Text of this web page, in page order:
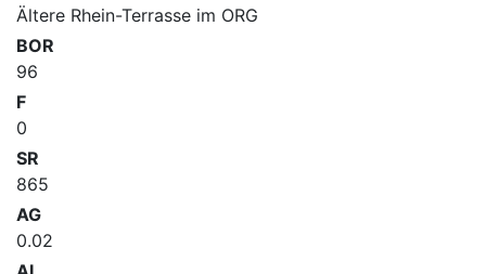
Ältere Rhein-Terrasse im ORG
BOR
96
F
0
SR
865
AG
0.02